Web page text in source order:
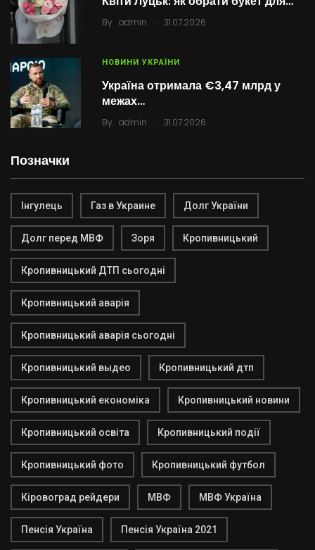
By admin . 31.07.2026
НОВИНИ УКРАЇНИ
Україна отримала €3,47 млрд у
межах…
By admin . 31.07.2026
Позначки
Інгулець Газ в Украине Долг України
Долг перед МВФ Зоря Кропивницький
Кропивницький ДТП сьогодні
Кропивницький аварія
Кропивницький аварія сьогодні
Кропивницький выдео Кропивницький дтп
Кропивницький економіка Кропивницький новини
Кропивницький освіта Кропивницький події
Кропивницький фото Кропивницький футбол
Кіровоград рейдери МВФ МВФ Україна
Пенсія Україна Пенсія Україна 2021